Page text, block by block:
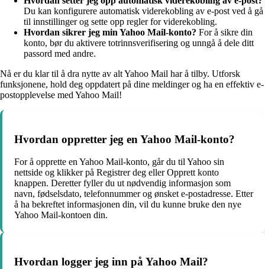
Du kan konfigurere automatisk viderekobling av e-post ved å gå
til innstillinger og sette opp regler for viderekobling.
Hvordan sikrer jeg min Yahoo Mail-konto? For å sikre din
konto, bør du aktivere totrinnsverifisering og unngå å dele ditt
passord med andre.
Nå er du klar til å dra nytte av alt Yahoo Mail har å tilby. Utforsk
funksjonene, hold deg oppdatert på dine meldinger og ha en effektiv e-
postopplevelse med Yahoo Mail!
Hvordan oppretter jeg en Yahoo Mail-konto?
For å opprette en Yahoo Mail-konto, går du til Yahoo sin
nettside og klikker på Registrer deg eller Opprett konto
knappen. Deretter fyller du ut nødvendig informasjon som
navn, fødselsdato, telefonnummer og ønsket e-postadresse. Etter
å ha bekreftet informasjonen din, vil du kunne bruke den nye
Yahoo Mail-kontoen din.
Hvordan logger jeg inn på Yahoo Mail?